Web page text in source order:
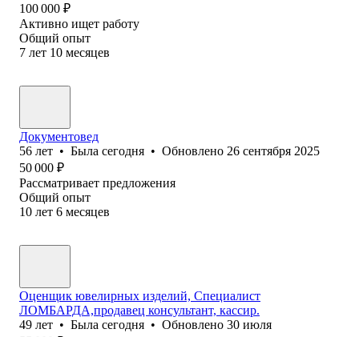
100 000 ₽
Активно ищет работу
Общий опыт
7 лет 10 месяцев
Документовед
56 лет • Была сегодня • Обновлено 26 сентября 2025
50 000 ₽
Рассматривает предложения
Общий опыт
10 лет 6 месяцев
Оценщик ювелирных изделий, Специалист
ЛОМБАРДА,продавец консультант, кассир.
49 лет • Была сегодня • Обновлено 30 июля